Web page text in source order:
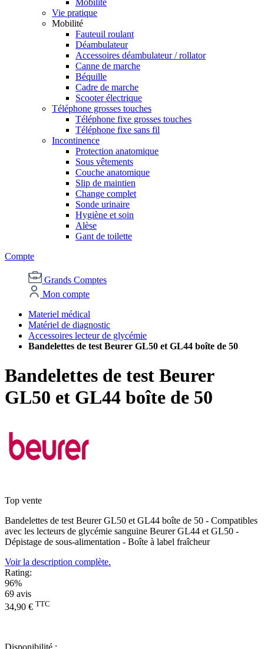
Mobilité
Vie pratique
Mobilité
Fauteuil roulant
Déambulateur
Accessoires déambulateur / rollator
Canne de marche
Béquille
Cadre de marche
Scooter électrique
Téléphone grosses touches
Téléphone fixe grosses touches
Téléphone fixe sans fil
Incontinence
Protection anatomique
Sous vêtements
Couche anatomique
Slip de maintien
Change complet
Sonde urinaire
Hygiène et soin
Alèse
Gant de toilette
Compte
Grands Comptes
Mon compte
Materiel médical
Matériel de diagnostic
Accessoires lecteur de glycémie
Bandelettes de test Beurer GL50 et GL44 boîte de 50
Bandelettes de test Beurer
GL50 et GL44 boîte de 50
Top vente
Bandelettes de test Beurer GL50 et GL44 boîte de 50 - Compatibles
avec les lecteurs de glycémie sanguine Beurer GL44 et GL50 -
Dépistage de sous-alimentation - Boîte à label fraîcheur
Voir la description complète.
Rating:
96%
69 avis
34,90 € TTC